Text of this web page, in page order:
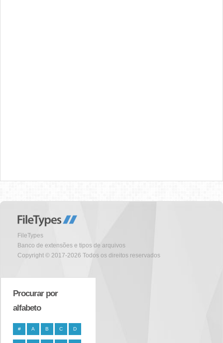
FileTypes
Banco de extensões e tipos de arquivos
Copyright © 2017-2026 Todos os direitos reservados
Procurar por
alfabeto
# A B C D